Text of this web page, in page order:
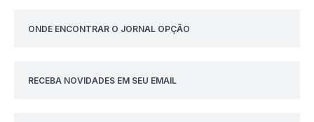
ONDE ENCONTRAR O JORNAL OPÇÃO
RECEBA NOVIDADES EM SEU EMAIL